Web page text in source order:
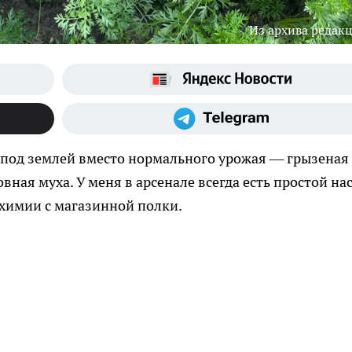
Из архива
землей вместо нормального урожая — грызеная
муха. У меня в арсенале всегда есть простой
с магазинной полки.